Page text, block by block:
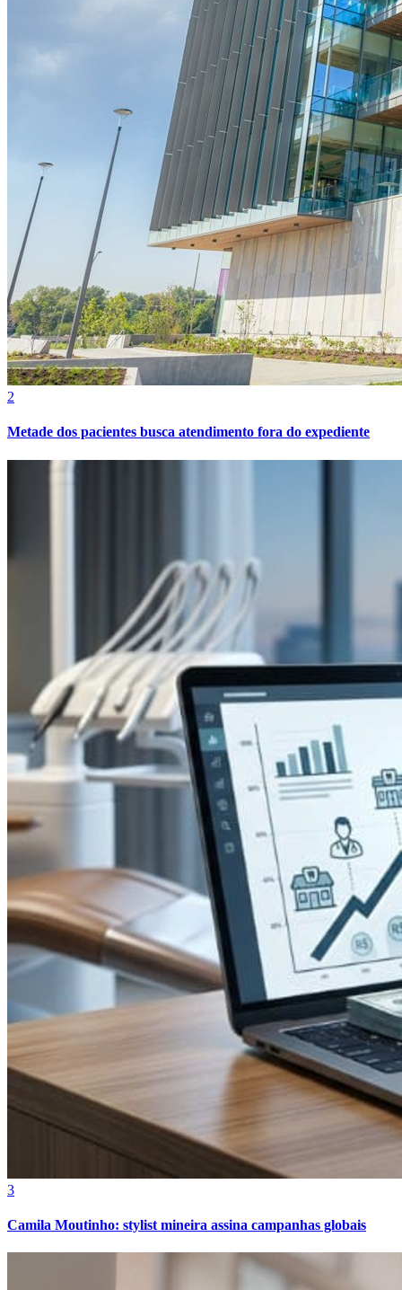
Bahia
Fortaleza
2
Metade dos pacientes busca atendimento fora do expediente
3
Camila Moutinho: stylist mineira assina campanhas globais